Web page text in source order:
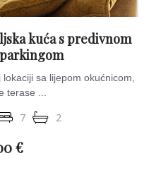
kuća s predivnom
sa lijepom okućnicom,
terase ...
7 2
€